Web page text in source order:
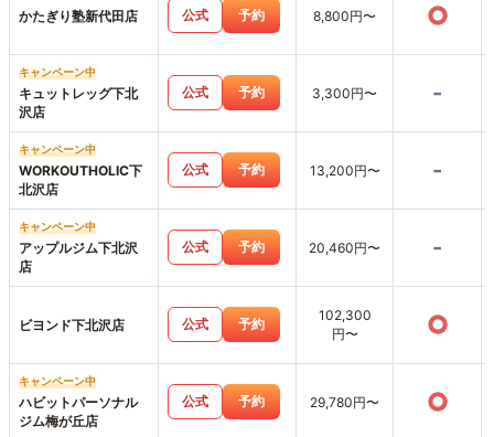
かたぎり塾新代田店 公式 予約 8,800円〜 ○
キャンペーン中
キュットレッグ下北
沢店
公式 予約 3,300円〜 -
キャンペーン中
WORKOUTHOLIC下
北沢店
公式 予約 13,200円〜 -
キャンペーン中
アップルジム下北沢
店
公式 予約 20,460円〜 -
ビヨンド下北沢店 公式 予約
102,300
円〜
○
キャンペーン中
ハビットパーソナル
ジム梅が丘店
公式 予約 29,780円〜 ○